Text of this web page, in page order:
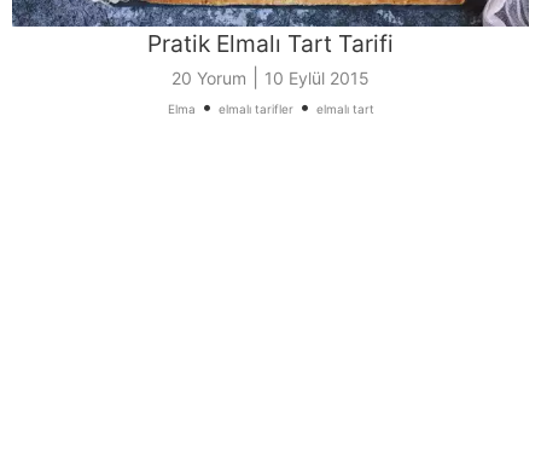
Pratik Elmalı Tart Tarifi
20 Yorum 10 Eylül 2015
Elma • elmalı tarifler• elmalı tart